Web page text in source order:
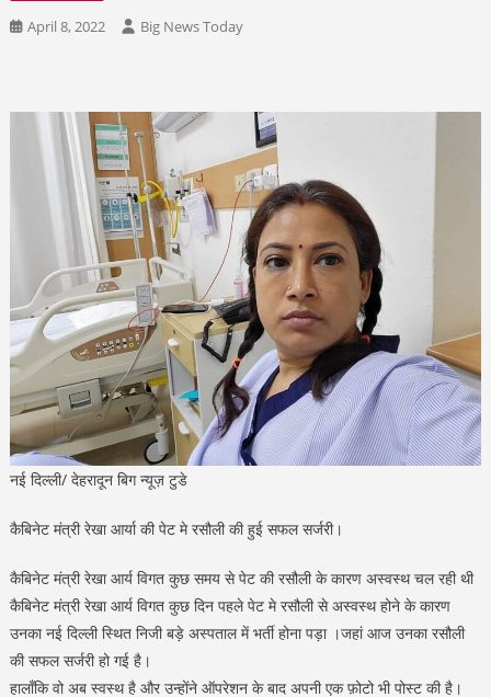
April 8, 2022 Big News Today
नई दिल्ली/ देहरादून बिग न्यूज़ टुडे
कैबिनेट मंत्री रेखा आर्या की पेट मे रसौली की हुई सफल सर्जरी।
कैबिनेट मंत्री रेखा आर्य विगत कुछ समय से पेट की रसौली के कारण अस्वस्थ चल रही थी
कैबिनेट मंत्री रेखा आर्य विगत कुछ दिन पहले पेट मे रसौली से अस्वस्थ होने के कारण
उनका नई दिल्ली स्थित निजी बड़े अस्पताल में भर्ती होना पड़ा ।जहां आज उनका रसौली
की सफल सर्जरी हो गई है।
हालाँकि वो अब स्वस्थ है और उन्होंने ऑपरेशन के बाद अपनी एक फ़ोटो भी पोस्ट की है।